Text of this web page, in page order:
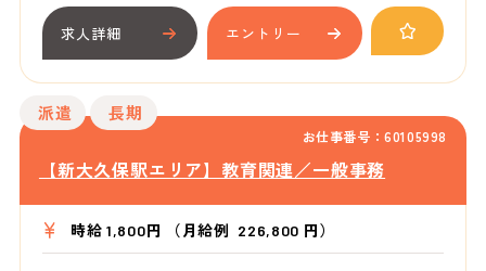
求人詳細 エントリー
お仕事番号：60105998
派遣 長期
【新大久保駅エリア】教育関連／一般事務
時給 1,800円 （月給例 226,800 円）